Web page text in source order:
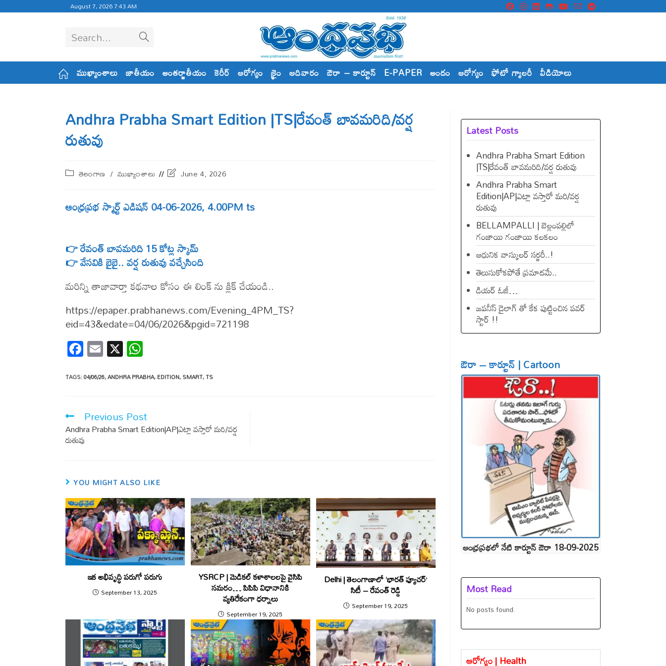
August 7, 2026 7:43 AM
Search...
ముఖ్యాంశాలు జాతీయం అంతర్జాతీయం కెరీర్ ఆరోగ్యం క్రైం ఆదివారం ఔరా – కార్టూన్ E-PAPER అందం ఆరోగ్యం ఫోటో గ్యాలరీ వీడియోలు
Andhra Prabha Smart Edition |TS|రేవంత్​ బావమరిది/వర్ష
రుతువు
తెలంగాణ‌ / ముఖ్యాంశాలు June 4, 2026
ఆంధ్ర‌ప్ర‌భ స్మార్ట్ ఎడిష‌న్ 04-06-2026, 4.00PM ts
👉 రేవంత్​ బావమరిది 15 కోట్ల స్కామ్​
👉 వేసవికి బైబై.. వర్ష రుతువు వచ్చేసింది
మరిన్ని తాజావార్తా కథనాల కోసం ఈ లింక్ ను క్లిక్ చేయండి..
https://epaper.prabhanews.com/Evening_4PM_TS?
eid=43&edate=04/06/2026&pgid=721198
F
ac
e
o
o
k
E
m
ail
X
at
A
p
TAGS:04/06/26,ANDHRA PRABHA,EDITION,SMART,TS
Previous Post
Andhra Prabha Smart Edition|AP|ఎట్లా వస్తారో మరి/వర్ష
రుతువు
YOU MIGHT ALSO LIKE
ఇక అభివృద్ధి పరుగో పరుగు
September 13, 2025
YSRCP | మెడిక‌ల్ క‌ళాశాల‌ల‌పై వైసిపి
స‌మ‌రం… పిపిపి విధానానికి
వ్య‌తిరేకంగా ధ‌ర్నాలు
September 19, 2025
Delhi | తెలంగాణాలో ‘భారత్‌ ఫ్యూచర్‌’
సిటీ – రేవంత్ రెడ్డి
September 19, 2025
Latest Posts
Andhra Prabha Smart Edition
|TS|రేవంత్​ బావమరిది/వర్ష రుతువు
Andhra Prabha Smart
Edition|AP|ఎట్లా వస్తారో మరి/వర్ష
రుతువు
BELLAMPALLI | బెల్లంపల్లిలో
గంజాయి గంజాయి కలకలం
ఆధునిక వాస్కులర్ సర్జరీ..!
తెలుసుకోకపోతే ప్రమాదమే..
డియ‌ర్ ఓజీ…
జపనీస్ డైలాగ్ తో కేక పుట్టించిన ప‌వ‌ర్
స్టార్ !!
ఔరా – కార్టూన్ | Cartoon
ఆంధ్రప్రభలో నేటి కార్టూన్ ఔరా 18-09-2025
Most Read
No posts found.
ఆరోగ్యం | Health